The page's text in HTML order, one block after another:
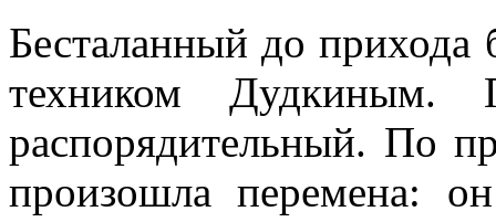
Бесталанный до
техником Дудкиным.
распорядительный. По
произошла перемена: